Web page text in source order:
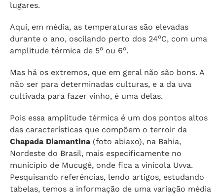
lugares.
Aqui, em média, as temperaturas são elevadas
durante o ano, oscilando perto dos 24oC, com uma
amplitude térmica de 5o ou 6o.
Mas há os extremos, que em geral não são bons. A
não ser para determinadas culturas, e a da uva
cultivada para fazer vinho, é uma delas.
Pois essa amplitude térmica é um dos pontos altos
das características que compõem o terroir da
Chapada Diamantina (foto abiaxo), na Bahia,
Nordeste do Brasil, mais especificamente no
município de Mucugê, onde fica a vinícola Uvva.
Pesquisando referências, lendo artigos, estudando
tabelas, temos a informação de uma variação média